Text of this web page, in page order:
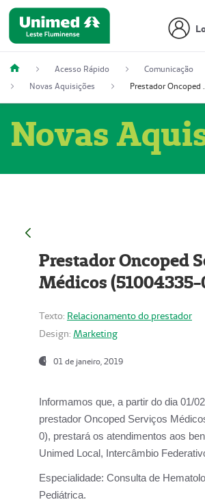
Acesso Rápido
Comunicação
Novas Aquisições
Prestador
Novas
Prestador Oncoped
Médicos (51004335-
Texto: Relacionamento do prestador
Design: Marketing
01 de janeiro, 2019
Informamos que, a partir do dia 01/
prestador Oncoped Serviços
0), prestará os atendimentos aos
Unimed Local, Intercâmbio
Especialidade: Consulta de
Pediátrica.